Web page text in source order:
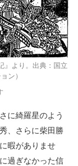
』より。出典：国立
ン）
に綺羅星のよう
、さらに柴田勝
暇がありませ
過ぎなかった信